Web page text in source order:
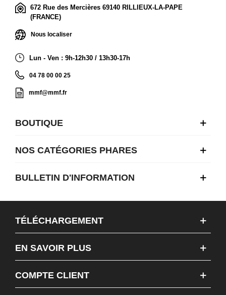
672 Rue des Mercières 69140 RILLIEUX-LA-PAPE
(FRANCE)
Nous localiser
Lun - Ven : 9h-12h30 / 13h30-17h
04 78 00 00 25
mmf@mmf.fr
BOUTIQUE
NOS CATÉGORIES PHARES
BULLETIN D'INFORMATION
TÉLÉCHARGEMENT
EN SAVOIR PLUS
COMPTE CLIENT